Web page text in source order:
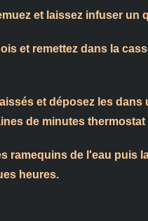
et laissez infuser un
et remettez dans la
et déposez les
de minutes thermostat
ramequins de l'eau puis
heures.